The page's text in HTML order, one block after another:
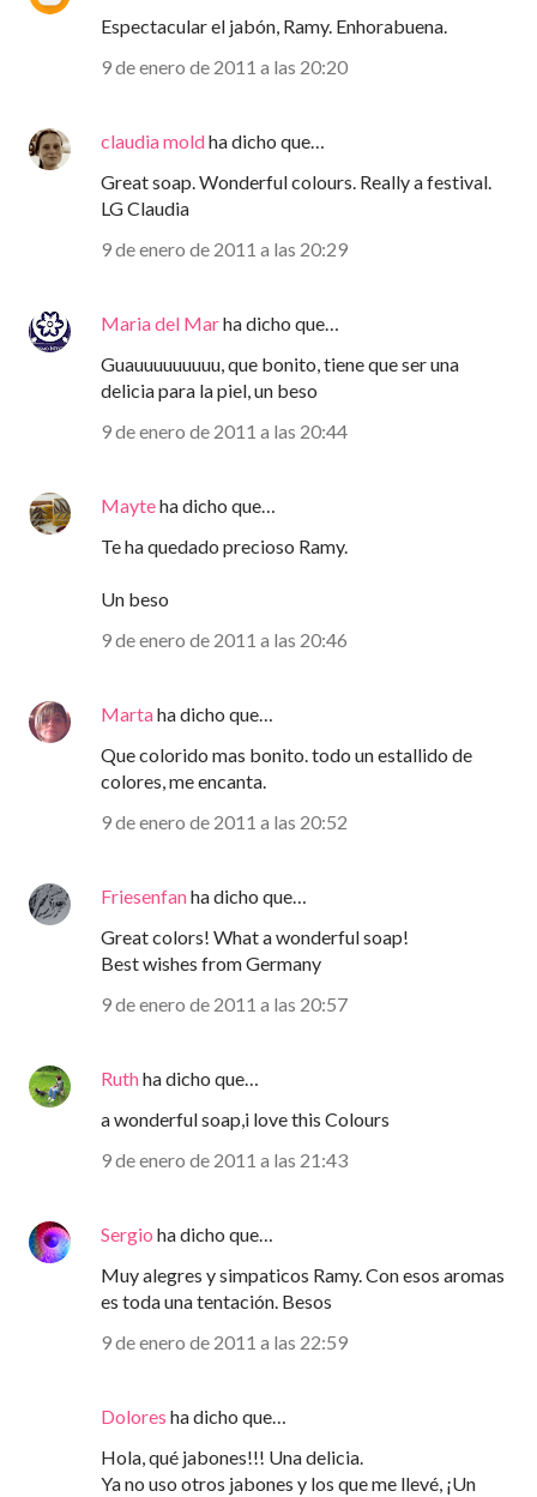
Espectacular el jabón, Ramy. Enhorabuena.
9 de enero de 2011 a las 20:20
claudia moldha dicho que…
Great soap. Wonderful colours. Really a festival.
LG Claudia
9 de enero de 2011 a las 20:29
Maria del Marha dicho que…
Guauuuuuuuuu, que bonito, tiene que ser una
delicia para la piel, un beso
9 de enero de 2011 a las 20:44
Mayteha dicho que…
Te ha quedado precioso Ramy.
Un beso
9 de enero de 2011 a las 20:46
Martaha dicho que…
Que colorido mas bonito. todo un estallido de
colores, me encanta.
9 de enero de 2011 a las 20:52
Friesenfanha dicho que…
Great colors! What a wonderful soap!
Best wishes from Germany
9 de enero de 2011 a las 20:57
Ruthha dicho que…
a wonderful soap,i love this Colours
9 de enero de 2011 a las 21:43
Sergio ha dicho que…
Muy alegres y simpaticos Ramy. Con esos aromas
es toda una tentación. Besos
9 de enero de 2011 a las 22:59
Dolores ha dicho que…
Hola, qué jabones!!! Una delicia.
Ya no uso otros jabones y los que me llevé, ¡Un